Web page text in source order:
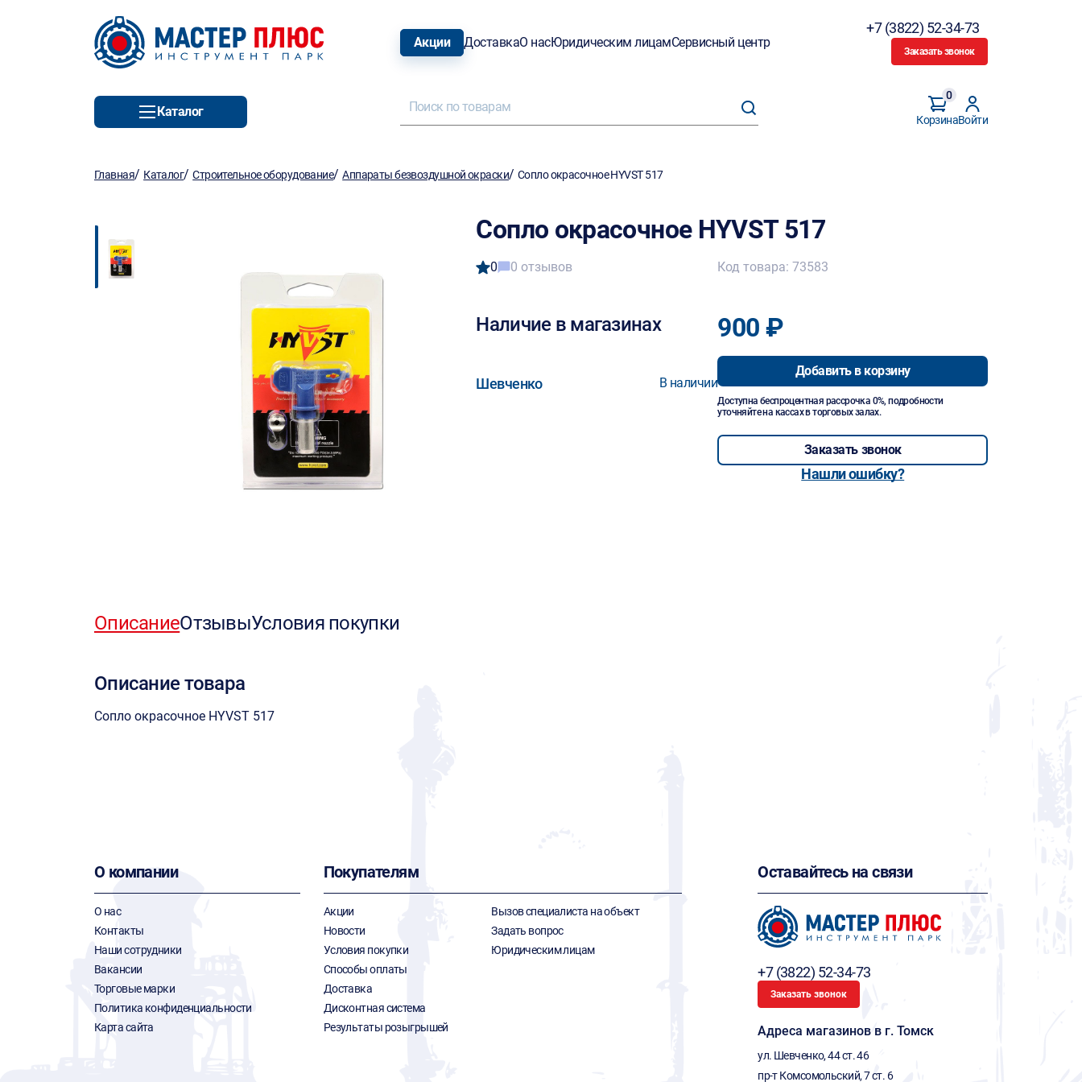
Акции ДоставкаО насЮридическим лицамСервисный центр
+7 (3822) 52-34-73
Заказать звонок
Каталог
Корзина
0
Войти
Главная/ Каталог/Строительное оборудование/Аппараты безвоздушной окраски/ Сопло окрасочное HYVST 517
Сопло окрасочное HYVST 517
0 0 отзывов
Наличие в магазинах
Шевченко В наличии
Код товара: 73583
900 ₽
Добавить в корзину
Доступна беспроцентная рассрочка 0%, подробности
уточняйте на кассах в торговых залах.
Заказать звонок
Нашли ошибку?
ОписаниеОтзывыУсловия покупки
Описание товара
Сопло окрасочное HYVST 517
О компании
О нас
Контакты
Наши сотрудники
Вакансии
Торговые марки
Политика конфиденциальности
Карта сайта
Покупателям
Акции
Новости
Условия покупки
Способы оплаты
Доставка
Дисконтная система
Результаты розыгрышей
Вызов специалиста на объект
Задать вопрос
Юридическим лицам
Оставайтесь на связи
+7 (3822) 52-34-73
Заказать звонок
Адреса магазинов в г. Томск
ул. Шевченко, 44 ст. 46
пр-т Комсомольский, 7 ст. 6